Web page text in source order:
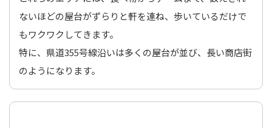
ないほどの屋台がずらりと軒を連ね、歩いているだけで
もワクワクしてきます。
特に、県道355号線沿いは多くの屋台が並び、長い商店街
のようになります。